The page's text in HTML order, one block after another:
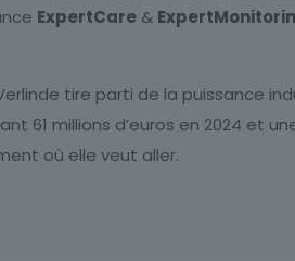
ExpertCare &
tire parti de la puissance
61 millions d’euros en 2024 et
où elle veut aller.